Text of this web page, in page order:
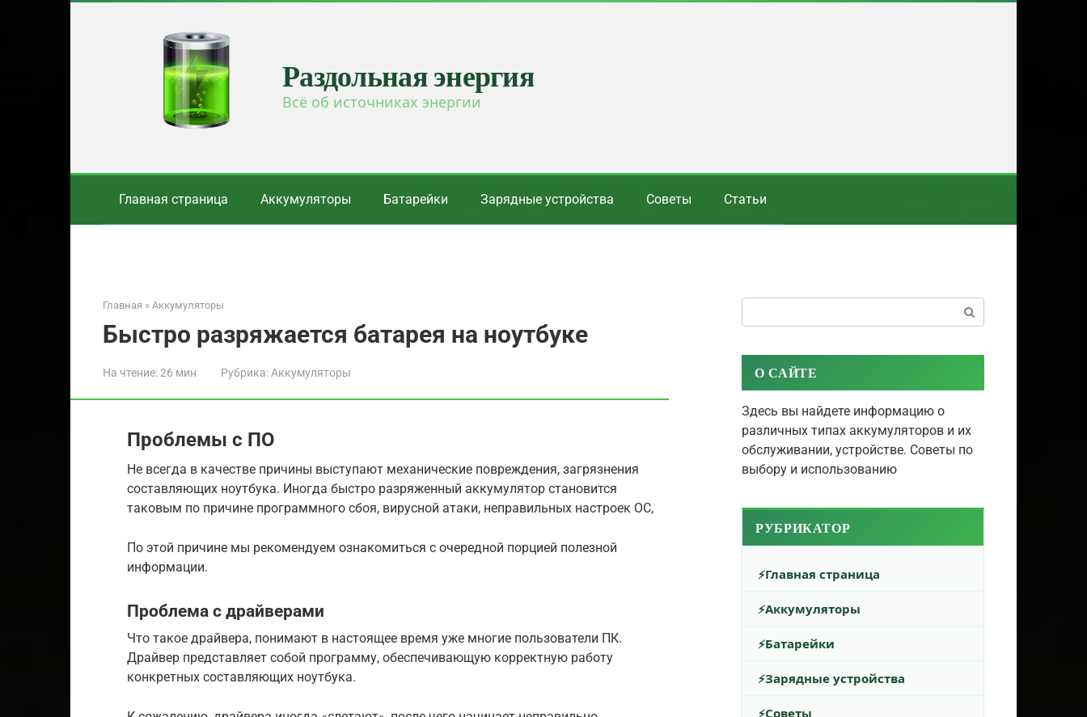
Раздольная энергия
Всё об источниках энергии
Главная страница Аккумуляторы Батарейки Зарядные устройства Советы Статьи
Главная » Аккумуляторы
Быстро разряжается батарея на ноутбуке
На чтение:26 мин Рубрика: Аккумуляторы
Проблемы с ПО
Не всегда в качестве причины выступают механические повреждения, загрязнения
составляющих ноутбука. Иногда быстро разряженный аккумулятор становится
таковым по причине программного сбоя, вирусной атаки, неправильных настроек ОС,
По этой причине мы рекомендуем ознакомиться с очередной порцией полезной
информации.
Проблема с драйверами
Что такое драйвера, понимают в настоящее время уже многие пользователи ПК.
Драйвер представляет собой программу, обеспечивающую корректную работу
конкретных составляющих ноутбука.
О САЙТЕ
Здесь вы найдете информацию о
различных типах аккумуляторов и их
обслуживании, устройстве. Советы по
выбору и использованию
РУБРИКАТОР
Главная страница
Аккумуляторы
Батарейки
Зарядные устройства
Советы